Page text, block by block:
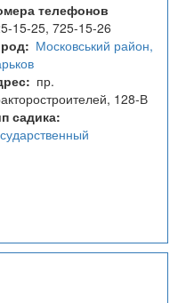
телефонов
15-25, 725-15-26
Московський район,
пр.
128-В
садика